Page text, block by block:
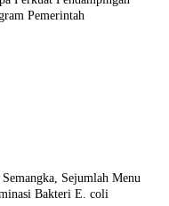
Pemerintah
Sejumlah Menu
Bakteri E. coli